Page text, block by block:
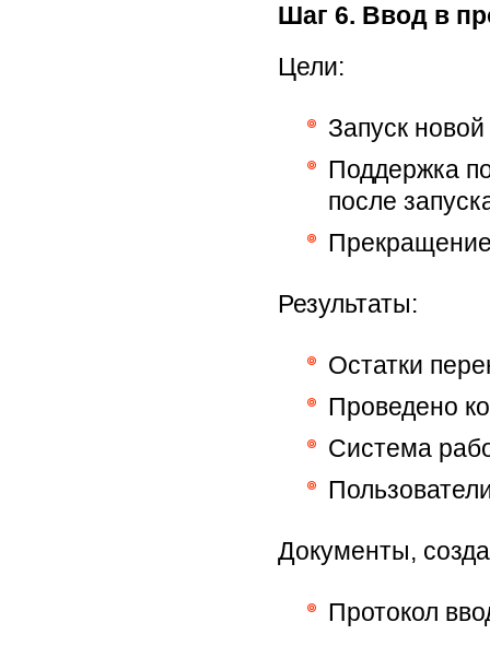
Шаг 6. Ввод в
Цели:
Запуск
Поддержка
после
Результаты:
Остатки
Проведено
Система
Документы,
Протокол